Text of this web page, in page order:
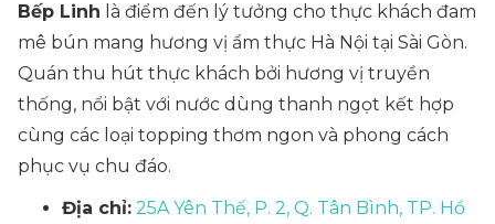
Bếp Linh là điểm đến lý tưởng cho thực khách đam
mê bún mang hương vị ẩm thực Hà Nội tại Sài Gòn.
Quán thu hút thực khách bởi hương vị truyền
thống, nổi bật với nước dùng thanh ngọt kết hợp
cùng các loại topping thơm ngon và phong cách
phục vụ chu đáo.
Địa chỉ: 25A Yên Thế, P. 2, Q. Tân Bình, TP. Hồ